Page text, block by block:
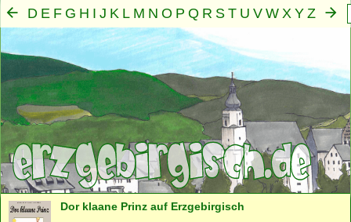
D E F G H I J K L M N O P Q R S T U V W X Y Z
A B C
Mensch
Seele · Geist ·Familie· Gemeinschaft
Dor klaane Prinz auf Erzgebirgisch